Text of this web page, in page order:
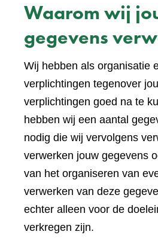
Waarom wij
gegevens
Wij hebben als organisatie
verplichtingen tegenover
verplichtingen goed na te
hebben wij een aantal
nodig die wij vervolgens
verwerken jouw gegevens
van het organiseren van
verwerken van deze
echter alleen voor de
verkregen zijn.